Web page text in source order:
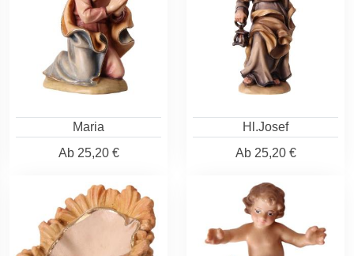
Maria
Ab25,20 €
Hl.Josef
Ab25,20 €